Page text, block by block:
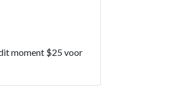
moment $25 voor